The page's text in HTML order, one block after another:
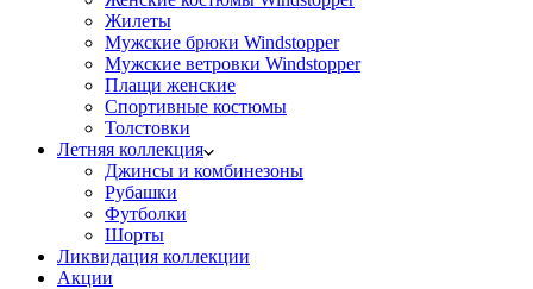
Жилеты
Мужские брюки Windstopper
Мужские ветровки Windstopper
Плащи женские
Спортивные костюмы
Толстовки
Летняя коллекция
Джинсы и комбинезоны
Рубашки
Футболки
Шорты
Ликвидация коллекции
Акции